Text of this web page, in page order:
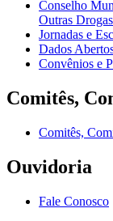
Conselho
Outras
Jornadas e
Dados
Convênios e
Comitês,
Comitês,
Ouvidoria
Fale Conosco